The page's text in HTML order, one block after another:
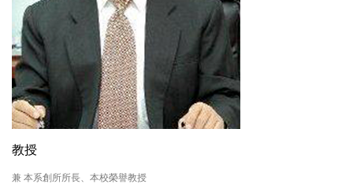
教授
兼 本系創所所長、本校榮譽教授